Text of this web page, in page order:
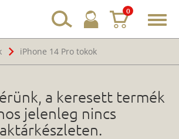
0
iPhone 14 Pro tokok
a keresett termék
jelenleg nincs